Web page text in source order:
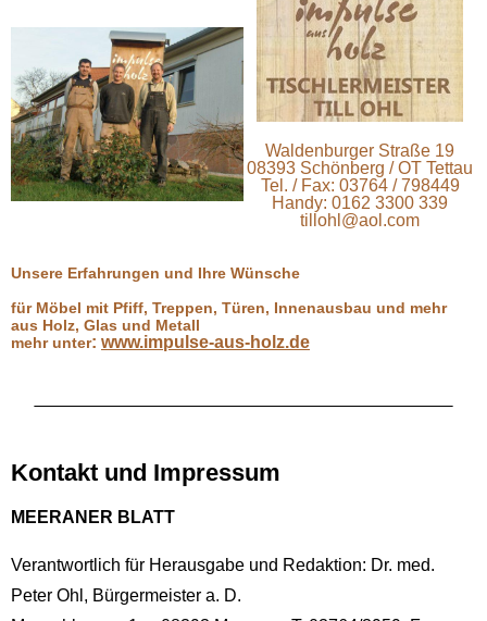
Waldenburger Straße 19
08393 Schönberg / OT Tettau
Tel. / Fax: 03764 / 798449
Handy: 0162 3300 339
tillohl@aol.com
Unsere Erfahrungen und Ihre Wünsche
für Möbel mit Pfiff, Treppen, Türen, Innenausbau und mehr
aus Holz, Glas und Metall
mehr unter: www.impulse-aus-holz.de
Kontakt und Impressum
MEERANER BLATT
Verantwortlich für Herausgabe und Redaktion: Dr. med.
Peter Ohl, Bürgermeister a. D.